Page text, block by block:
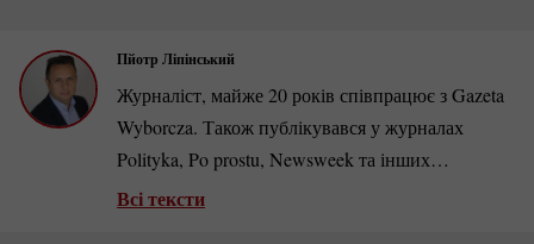
Пйотр Ліпінський
Журналіст, майже 20 років співпрацює з Gazeta
Wyborcza. Також публікувався у журналах
Polityka, Po prostu, Newsweek та інших
польських і зарубіжних виданнях. Автор
Всі тексти